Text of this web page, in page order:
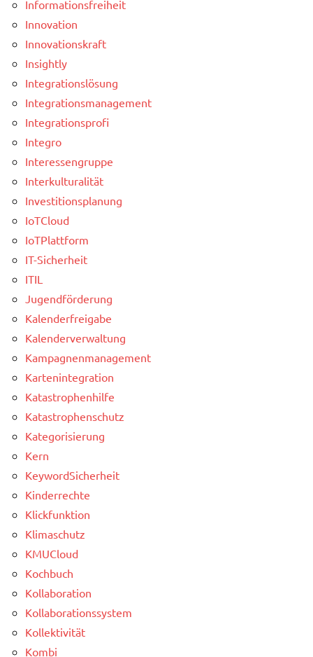
Informationsfreiheit
Innovation
Innovationskraft
Insightly
Integrationslösung
Integrationsmanagement
Integrationsprofi
Integro
Interessengruppe
Interkulturalität
Investitionsplanung
IoTCloud
IoTPlattform
IT-Sicherheit
ITIL
Jugendförderung
Kalenderfreigabe
Kalenderverwaltung
Kampagnenmanagement
Kartenintegration
Katastrophenhilfe
Katastrophenschutz
Kategorisierung
Kern
KeywordSicherheit
Kinderrechte
Klickfunktion
Klimaschutz
KMUCloud
Kochbuch
Kollaboration
Kollaborationssystem
Kollektivität
Kombi